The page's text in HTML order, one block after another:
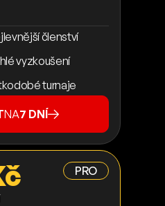
členství
vyzkoušení
turnaje
NA7 DNÍ
PRO